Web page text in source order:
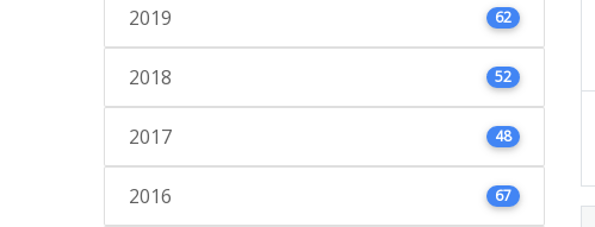
2019 62
2018 52
2017 48
2016 67